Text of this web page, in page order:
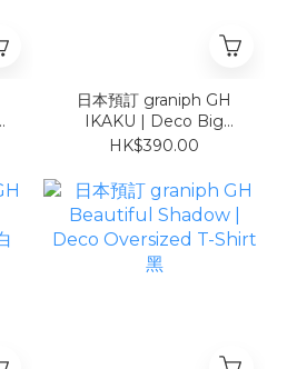
日本預訂 graniph GH
IKAKU | Deco Big
Silhouette T-Shirt 黑
HK$390.00